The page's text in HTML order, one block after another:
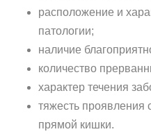
расположение и
патологии;
наличие
количество
характер течения
тяжесть проявления
прямой кишки.